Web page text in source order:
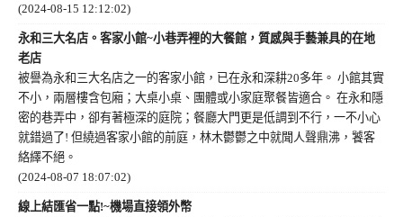
(2024-08-15 12:12:02)
永和三大名店。客家小館~小巷弄裡的大餐館，質感與手藝兼具的在地
老店
被譽為永和三大名店之一的客家小館，已在永和深耕20多年。 小館其實
不小，兩層樓含包廂；大桌小桌、團體或小家庭聚餐皆適合。 在永和隱
密的巷弄中，卻有著極深的庭院；餐廳大門更是低調到不行，一不小心
就錯過了! 但繞過客家小館的前庭，林木鬱鬱之中就聞人聲鼎沸，饕客
絡繹不絕。
(2024-08-07 18:07:02)
線上結匯省一點!~機場直接領外幣